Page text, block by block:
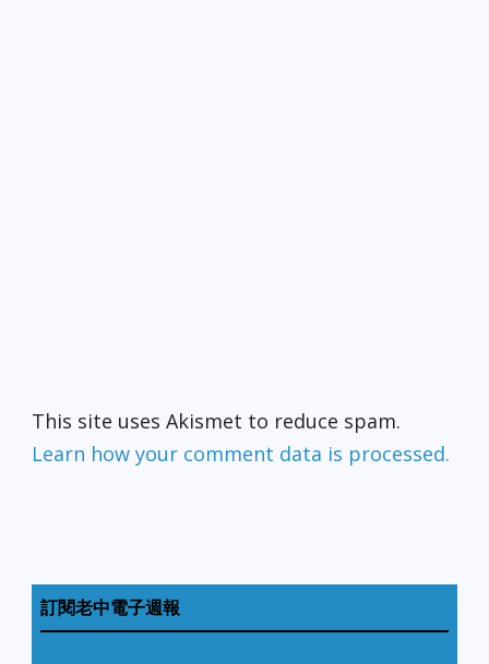
This site uses Akismet to reduce spam.
Learn how your comment data is processed.
訂閱老中電子週報